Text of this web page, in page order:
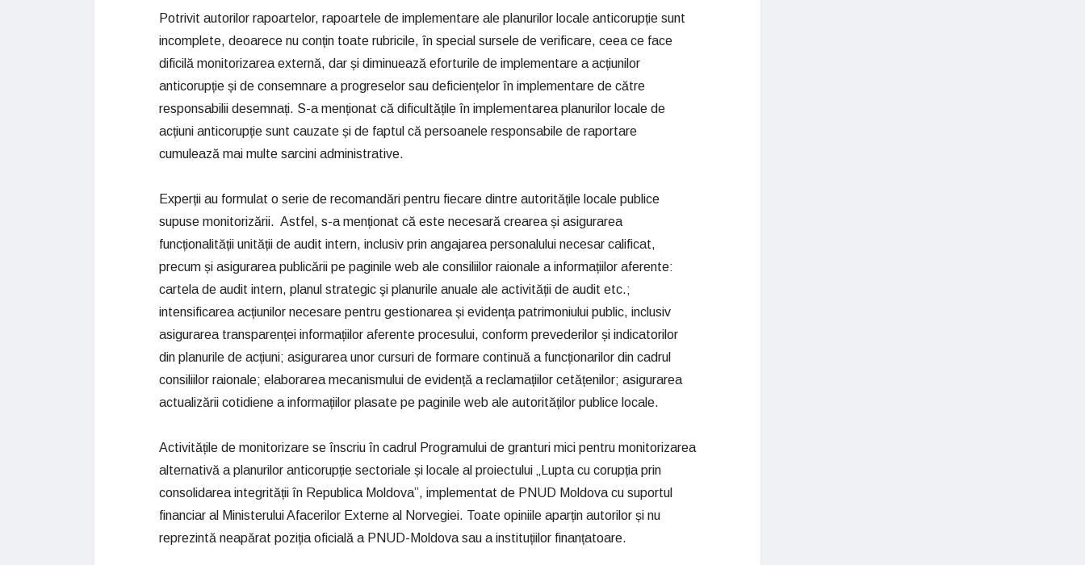
Potrivit autorilor rapoartelor, rapoartele de implementare ale planurilor locale anticorupție sunt
incomplete, deoarece nu conțin toate rubricile, în special sursele de verificare, ceea ce face
dificilă monitorizarea externă, dar și diminuează eforturile de implementare a acțiunilor
anticorupție și de consemnare a progreselor sau deficiențelor în implementare de către
responsabilii desemnați. S-a menționat că dificultățile în implementarea planurilor locale de
acțiuni anticorupție sunt cauzate și de faptul că persoanele responsabile de raportare
cumulează mai multe sarcini administrative.
Experții au formulat o serie de recomandări pentru fiecare dintre autoritățile locale publice
supuse monitorizării. Astfel, s-a menționat că este necesară crearea și asigurarea
funcționalității unității de audit intern, inclusiv prin angajarea personalului necesar calificat,
precum și asigurarea publicării pe paginile web ale consiliilor raionale a informațiilor aferente:
cartela de audit intern, planul strategic şi planurile anuale ale activității de audit etc.;
intensificarea acțiunilor necesare pentru gestionarea și evidența patrimoniului public, inclusiv
asigurarea transparenței informațiilor aferente procesului, conform prevederilor și indicatorilor
din planurile de acțiuni; asigurarea unor cursuri de formare continuă a funcționarilor din cadrul
consiliilor raionale; elaborarea mecanismului de evidență a reclamațiilor cetățenilor; asigurarea
actualizării cotidiene a informațiilor plasate pe paginile web ale autorităților publice locale.
Activitățile de monitorizare se înscriu în cadrul Programului de granturi mici pentru monitorizarea
alternativă a planurilor anticorupție sectoriale și locale al proiectului „Lupta cu corupția prin
consolidarea integrității în Republica Moldova”, implementat de PNUD Moldova cu suportul
financiar al Ministerului Afacerilor Externe al Norvegiei. Toate opiniile aparțin autorilor și nu
reprezintă neapărat poziția oficială a PNUD-Moldova sau a instituțiilor finanțatoare.